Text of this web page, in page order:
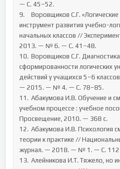
— С. 45–52.
9.	Воровщиков С.Г. «Логические пятиминутки» как
инструмент развития учебно-
начальных классов //
2013. — № 6. — С. 41–48.
10.	Воровщиков С.Г. Диагностика уровня
сформированности логических
действий у учащихся 5–6
— 2015. — № 4. — С. 78–85.
11.	Абакумова И.В. Обучение и смысл: смыслообразование в
учебном процессе : учебное
Просвещение, 2010. — 368 с.
12.	Абакумова И.В. Психология смысла в образовании: от
теории к практике //
журнал. — 2018. — № 1. — С.
13.	Алейникова И.Т. Тяжело, но интересно: Внедрение